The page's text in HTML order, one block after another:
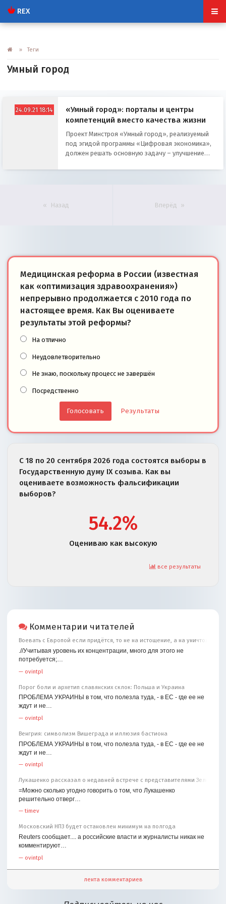
REX
» Теги
Умный город
24.09.21 18:14
«Умный город»: порталы и центры
компетенций вместо качества жизни
Проект Минстроя «Умный город», реализуемый
под эгидой программы «Цифровая экономика»,
должен решать основную задачу – улучшение
Назад Вперёд
Медицинская реформа в России (известная
как «оптимизация здравоохранения»)
непрерывно продолжается с 2010 года по
настоящее время. Как Вы оцениваете
результаты этой реформы?
На отлично
Неудовлетворительно
Не знаю, поскольку процесс не завершён
Посредственно
Результаты
С 18 по 20 сентября 2026 года состоятся выборы в
Государственную думу IX созыва. Как вы
оцениваете возможность фальсификации
выборов?
54.2%
Оцениваю как высокую
все результаты
Комментарии читателей
Воевать с Европой если придётся, то не на истощение, а на уничтожение
.//Учитывая уровень их концентрации, много для этого не
потребуется;…
— ovintpl
Порог боли и архетип славянских склок: Польша и Украина
ПРОБЛЕМА УКРАИНЫ в том, что полезла туда, - в ЕС - где ее не
ждут и не…
— ovintpl
Венгрия: символизм Вишеграда и иллюзия бастиона
ПРОБЛЕМА УКРАИНЫ в том, что полезла туда, - в ЕС - где ее не
ждут и не…
— ovintpl
Лукашенко рассказал о недавней встрече с представителями
=Можно сколько угодно говорить о том, что Лукашенко
решительно отверг…
—timev
Московский НПЗ будет остановлен минимум на полгода
Reuters сообщает.... а российские власти и журналисты никак не
комментируют…
— ovintpl
лента комментариев